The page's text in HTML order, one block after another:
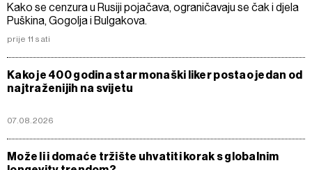
Kako se cenzura u Rusiji pojačava, ograničavaju se čak i djela
Puškina, Gogolja i Bulgakova.
prije 11 sati
Kako je 400 godina star monaški liker postao jedan od
najtraženijih na svijetu
07.08.2026
Može li i domaće tržište uhvatiti korak s globalnim